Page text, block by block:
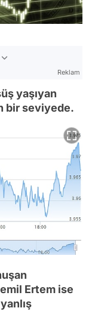
Reklam
yaşıyan
bir seviyede.
Ertem ise